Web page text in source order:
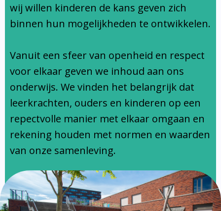
Ondersteuningsprofiel
wij willen kinderen de kans geven zich
binnen hun mogelijkheden te ontwikkelen.
Vanuit een sfeer van openheid en respect
voor elkaar geven we inhoud aan ons
onderwijs. We vinden het belangrijk dat
leerkrachten, ouders en kinderen op een
repectvolle manier met elkaar omgaan en
rekening houden met normen en waarden
van onze samenleving.